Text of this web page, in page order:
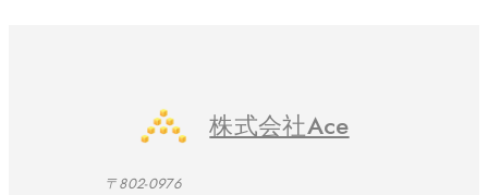
株式会社Ace
〒802-0976